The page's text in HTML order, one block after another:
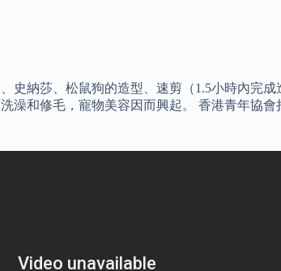
納莎、松鼠狗的造型、速剪（1.5小時內完
和修毛，寵物美容因而興起。 香港青年協